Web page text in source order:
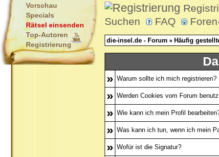
Vorschau
Specials
Rätsel einsenden
Top-Autoren
Registrierung
Suchen
FAQ
die-insel.de - Forum » Häufig
» Warum sollte ich mich registrieren?
» Werden Cookies vom Forum
» Wie kann ich mein Profil
» Was kann ich tun, wenn ich mein
» Wofür ist die Signatur?